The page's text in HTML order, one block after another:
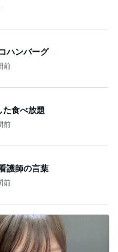
ハンバーグ
前
た食べ放題
前
護師の言葉
前